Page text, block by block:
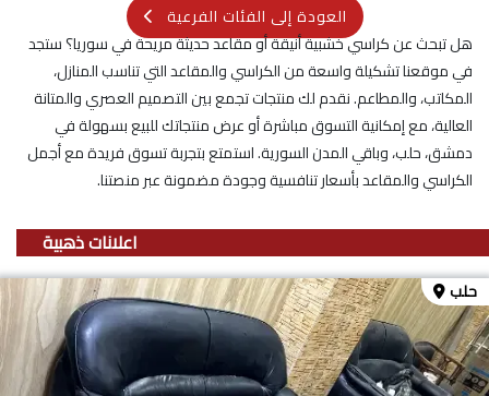
العودة إلى الفئات الفرعية
هل تبحث عن كراسي خشبية أنيقة أو مقاعد حديثة مريحة في سوريا؟ ستجد
في موقعنا تشكيلة واسعة من الكراسي والمقاعد التي تناسب المنازل،
المكاتب، والمطاعم. نقدم لك منتجات تجمع بين التصميم العصري والمتانة
العالية، مع إمكانية التسوق مباشرة أو عرض منتجاتك للبيع بسهولة في
دمشق، حلب، وباقي المدن السورية. استمتع بتجربة تسوق فريدة مع أجمل
الكراسي والمقاعد بأسعار تنافسية وجودة مضمونة عبر منصتنا.
اعلانات ذهبية
حلب